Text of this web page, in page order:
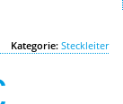
Kategorie: Steckleiter